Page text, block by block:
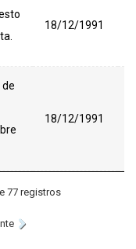
18/12/1991
18/12/1991
77 registros